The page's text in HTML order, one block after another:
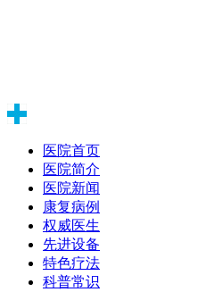
医院首页
医院简介
医院新闻
康复病例
权威医生
先进设备
特色疗法
科普常识